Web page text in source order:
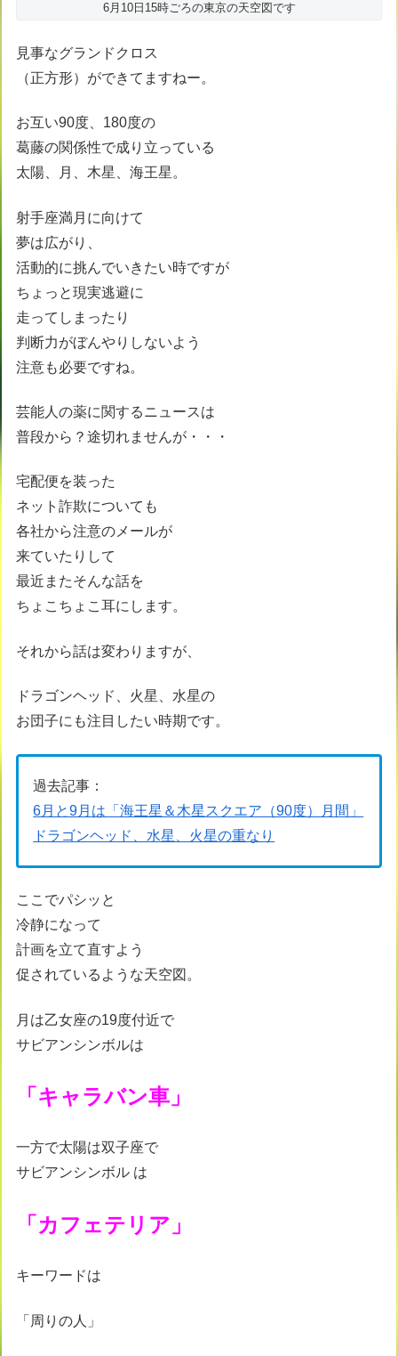
6月10日15時ごろの東京の天空図です
見事なグランドクロス
（正方形）ができてますねー。
お互い90度、180度の
葛藤の関係性で成り立っている
太陽、月、木星、海王星。
射手座満月に向けて
夢は広がり、
活動的に挑んでいきたい時ですが
ちょっと現実逃避に
走ってしまったり
判断力がぼんやりしないよう
注意も必要ですね。
芸能人の薬に関するニュースは
普段から？途切れませんが・・・
宅配便を装った
ネット詐欺についても
各社から注意のメールが
来ていたりして
最近またそんな話を
ちょこちょこ耳にします。
それから話は変わりますが、
ドラゴンヘッド、火星、水星の
お団子にも注目したい時期です。
過去記事：
6月と9月は「海王星＆木星スクエア（90度）月間」
ドラゴンヘッド、水星、火星の重なり
ここでパシッと
冷静になって
計画を立て直すよう
促されているような天空図。
月は乙女座の19度付近で
サビアンシンボルは
「キャラバン車」
一方で太陽は双子座で
サビアンシンボル は
「カフェテリア」
キーワードは
「周りの人」